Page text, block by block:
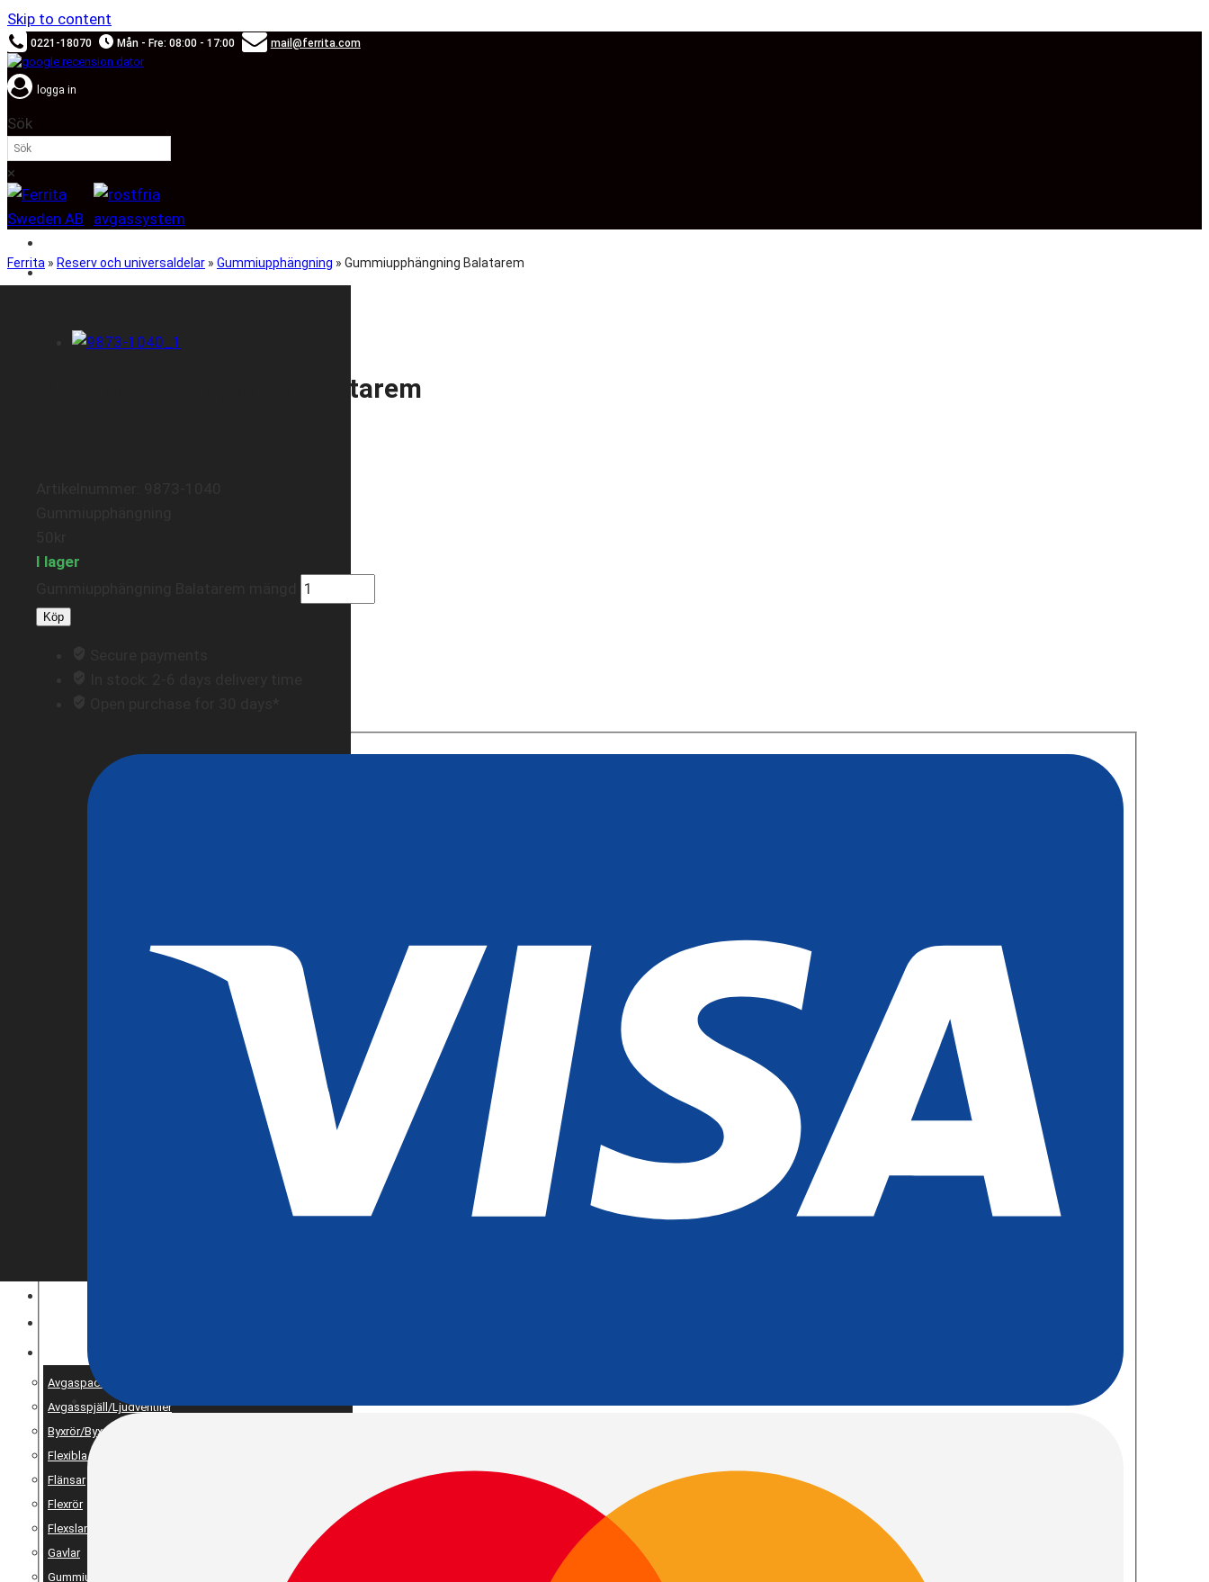
Skip to content
0221-18070 Mån - Fre: 08:00 - 17:00 mail@ferrita.com
logga in
Sök
×
BILMÄRKEN
RESERV OCH UNIVERSALDELAR
Avgaspackningar
Avgasspjäll/Ljudventiler
Byxrör/Byxdelning/X-pipe
Flexibla bälgar
Flänsar
Flexrör
Flexslang
Gavlar
Gummiupphängning
Ferrita » Reserv och universaldelar » Gummiupphängning » Gummiupphängning Balatarem
Gummiupphängning Balatarem
I lager
Köp